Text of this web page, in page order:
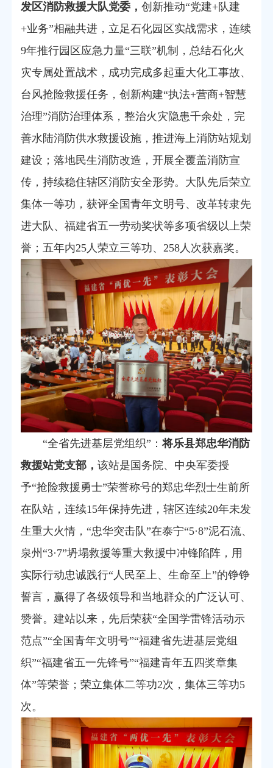
发区消防救援大队党委， 创新推动“党建+队建
+业务”相融共进，立足石化园区实战需求，连续
9年推行园区应急力量“三联”机制，总结石化火
灾专属处置战术，成功完成多起重大化工事故、
台风抢险救援任务，创新构建“执法+营商+智慧
治理”消防治理体系，整治火灾隐患千余处，完
善水陆消防供水救援设施，推进海上消防站规划
建设；落地民生消防改造，开展全覆盖消防宣
传，持续稳住辖区消防安全形势。大队先后荣立
集体一等功，获评全国青年文明号、改革转隶先
进大队、福建省五一劳动奖状等多项省级以上荣
誉；五年内25人荣立三等功、258人次获嘉奖。
“全省先进基层党组织”： 将乐县郑忠华消防
救援站党支部， 该站是国务院、中央军委授
予“抢险救援勇士”荣誉称号的郑忠华烈士生前所
在队站，连续15年保持先进，辖区连续20年未发
生重大火情，“忠华突击队”在泰宁“5·8”泥石流、
泉州“3·7”坍塌救援等重大救援中冲锋陷阵，用
实际行动忠诚践行“人民至上、生命至上”的铮铮
誓言，赢得了各级领导和当地群众的广泛认可、
赞誉。建站以来，先后荣获“全国学雷锋活动示
范点”“全国青年文明号”“福建省先进基层党组
织”“福建省五一先锋号”“福建青年五四奖章集
体”等荣誉；荣立集体二等功2次，集体三等功5
次。